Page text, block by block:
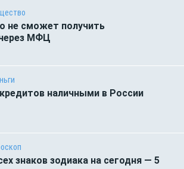
не сможет получить
МФЦ
наличными в России
знаков зодиака на сегодня — 5